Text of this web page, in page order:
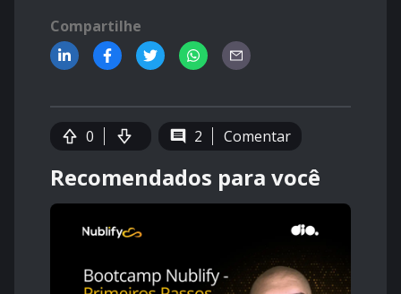
Compartilhe
0 2 Comentar
Recomendados para você